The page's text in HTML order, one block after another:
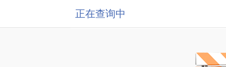
正在查询中